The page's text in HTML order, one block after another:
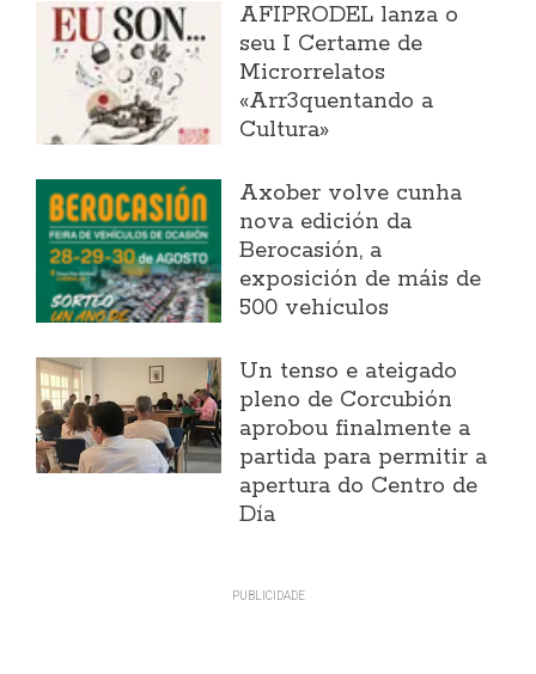
AFIPRODEL lanza o
seu I Certame de
Microrrelatos
«Arr3quentando a
Cultura»
Axober volve cunha
nova edición da
Berocasión, a
exposición de máis de
500 vehículos
Un tenso e ateigado
pleno de Corcubión
aprobou finalmente a
partida para permitir a
apertura do Centro de
Día